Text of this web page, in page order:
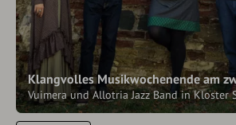
Klangvolles Musikwochenende am
Vuimera und Allotria Jazz Band in Kloster